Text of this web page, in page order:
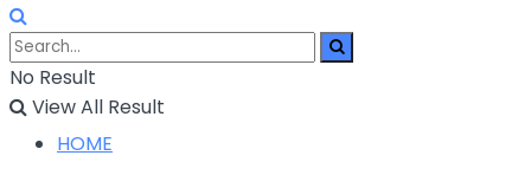
No Result
View All Result
HOME